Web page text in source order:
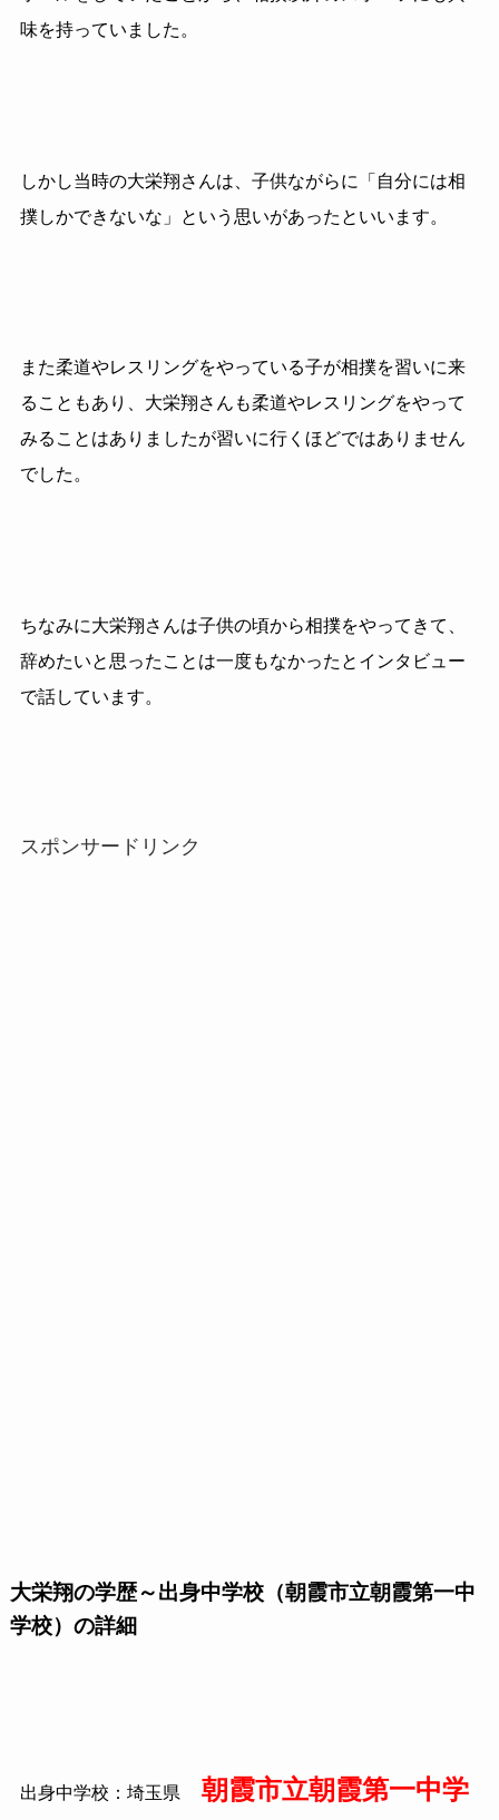
味を持っていました。
しかし当時の大栄翔さんは、子供ながらに「自分には相
撲しかできないな」という思いがあったといいます。
また柔道やレスリングをやっている子が相撲を習いに来
ることもあり、大栄翔さんも柔道やレスリングをやって
みることはありましたが習いに行くほどではありません
でした。
ちなみに大栄翔さんは子供の頃から相撲をやってきて、
辞めたいと思ったことは一度もなかったとインタビュー
で話しています。
スポンサードリンク
大栄翔の学歴～出身中学校（朝霞市立朝霞第一中
学校）の詳細
出身中学校：埼玉県
朝霞市立朝霞第一中学